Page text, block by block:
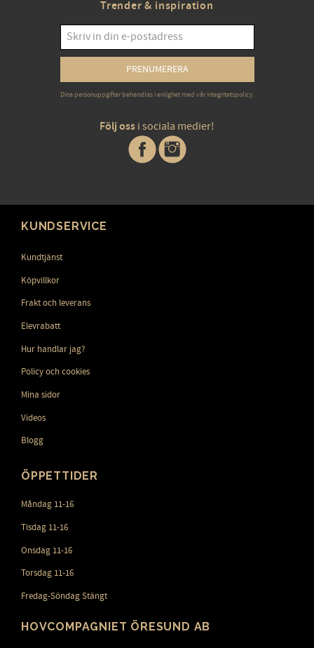
Trender & inspiration
PRENUMERERA
Dina personuppgifter behandlas i enlighet med vårintegritetspolicy.
Följ oss i sociala medier!
KUNDSERVICE
Kundtjänst
Köpvillkor
Frakt och leverans
Elevrabatt
Hur handlar jag?
Policy och cookies
Mina sidor
Videos
Blogg
ÖPPETTIDER
Måndag 11-16
Tisdag 11-16
Onsdag 11-16
Torsdag 11-16
Fredag-Söndag Stängt
HOVCOMPAGNIET ÖRESUND AB